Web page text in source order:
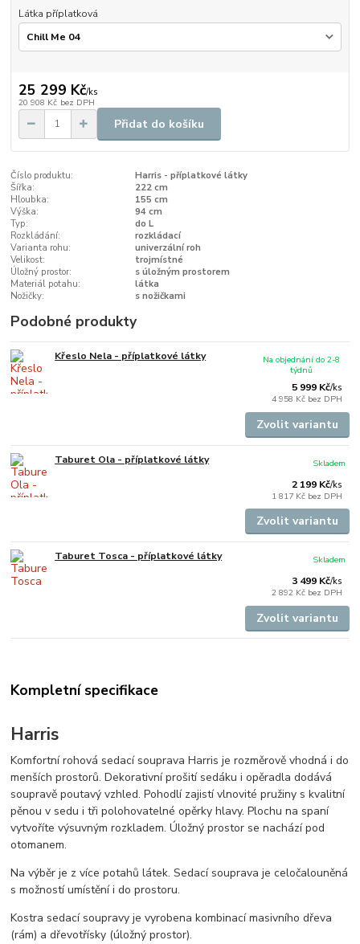
Látka příplatková
25 299 Kč/ks
20 908 Kč bez DPH
Přidat do košíku
Číslo produktu:
Harris - příplatkové látky
Šířka:
222 cm
Hloubka:
155 cm
Výška:
94 cm
Typ:
do L
Rozkládání:
rozkládací
Varianta rohu:
univerzální roh
Velikost:
trojmístné
Úložný prostor:
s úložným prostorem
Materiál potahu:
látka
Nožičky:
s nožičkami
Podobné produkty
Křeslo Nela - příplatkové látky
5 999 Kč/ks
4 958 Kč bez DPH
Na objednání do 2-8
týdnů
Zvolit variantu
Taburet Ola - příplatkové látky
2 199 Kč/ks
1 817 Kč bez DPH
Skladem
Zvolit variantu
Taburet Tosca - příplatkové látky
3 499 Kč/ks
2 892 Kč bez DPH
Skladem
Zvolit variantu
Kompletní specifikace
Harris
Komfortní rohová sedací souprava Harris je rozměrově vhodná i do
menších prostorů. Dekorativní prošití sedáku i opěradla dodává
soupravě poutavý vzhled. Pohodlí zajistí vlnovité pružiny s kvalitní
pěnou v sedu i tři polohovatelné opěrky hlavy. Plochu na spaní
vytvoříte výsuvným rozkladem. Úložný prostor se nachází pod
otomanem.
Na výběr je z více potahů látek. Sedací souprava je celočalouněná
s možností umístění i do prostoru.
Kostra sedací soupravy je vyrobena kombinací masivního dřeva
(rám) a dřevotřísky (úložný prostor).